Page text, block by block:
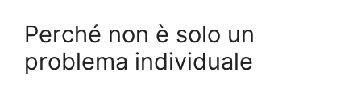
Perché non è solo un
problema individuale